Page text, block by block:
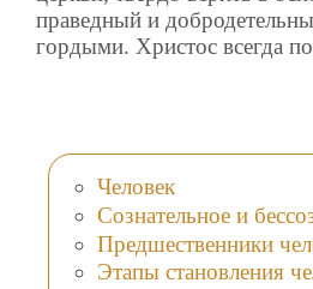
праведный и
гордыми. Христос всегда
Человек
Сознательное и
Предшественники
Этапы становления